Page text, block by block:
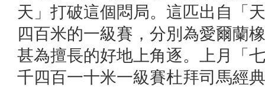
天」打破這個悶局。這匹出自「
四百米的一級賽，分別為愛爾蘭
甚為擅長的好地上角逐。上月「
千四百一十米一級賽杜拜司馬經